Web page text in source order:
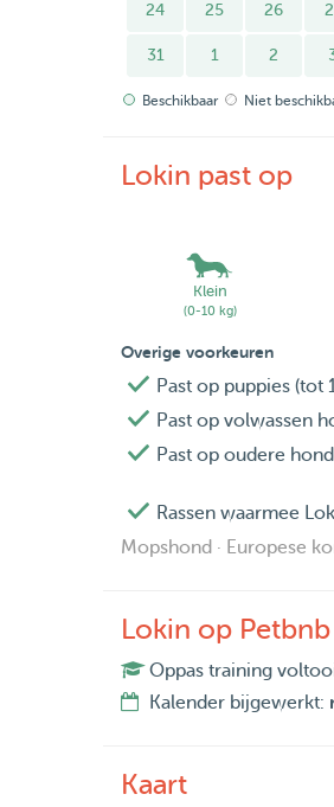
24 25 26
31 1 2
Beschikbaar Niet
Lokin past op
Klein
(0-10 kg)
Overige voorkeuren
Past op puppies (tot
Past op volwassen
Past op oudere
Rassen waarmee
Mopshond · Europese
Lokin op Petbnb
Oppas training
Kalender bijgewerkt:
Kaart